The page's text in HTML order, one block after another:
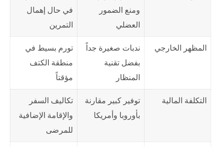
ومنع الضمور
العضلي
في حال إهمال
التمرين
المظهر الخارجي
ندبات صغيرة جداً
بفضل تقنية
المنظار
تورم بسيط في
منطقة الكتف
مؤقتاً
التكلفة المالية
توفير كبير مقارنة
بأوروبا وأمريكا
تكاليف السفر
والإقامة الإضافية
للمرضى